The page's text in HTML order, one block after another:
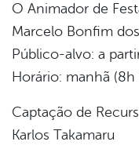
O Animador de
Marcelo Bonfim
Público-alvo: a
Horário: manhã (8h
Captação de
Karlos Takamaru